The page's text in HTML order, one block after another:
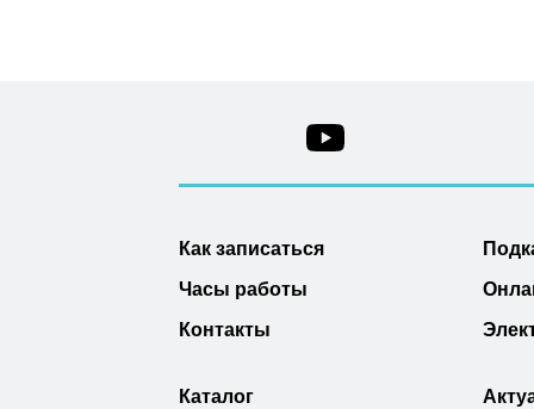
Как записаться
Часы работы
Контакты
Каталог